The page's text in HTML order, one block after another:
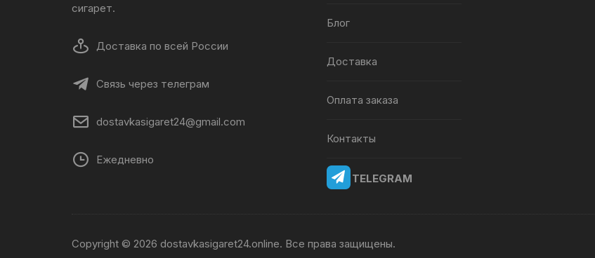
сигарет.
Доставка по всей России
Связь через телеграм
dostavkasigaret24@gmail.com
Ежедневно
Блог
Доставка
Оплата заказа
Контакты
TELEGRAM
Copyright © 2026 dostavkasigaret24.online. Все права защищены.